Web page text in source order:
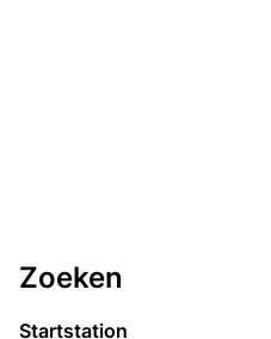
Zoeken
Startstation